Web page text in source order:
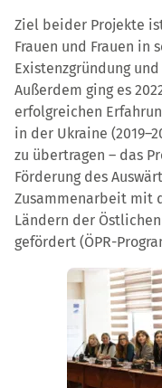
Ziel beider Projekte
Frauen und Frauen in
Existenzgründung
Außerdem ging es
erfolgreichen
in der Ukraine
zu übertragen – das
Förderung des
Zusammenarbeit mit
Ländern der
gefördert (ÖPR-